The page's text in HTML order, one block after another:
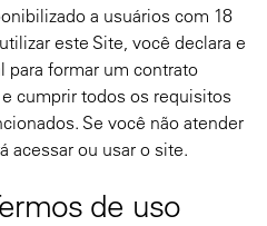
a usuários com 18
este Site, você declara e
para formar um contrato
cumprir todos os requisitos
Se você não atender
acessar ou usar o site.
de uso